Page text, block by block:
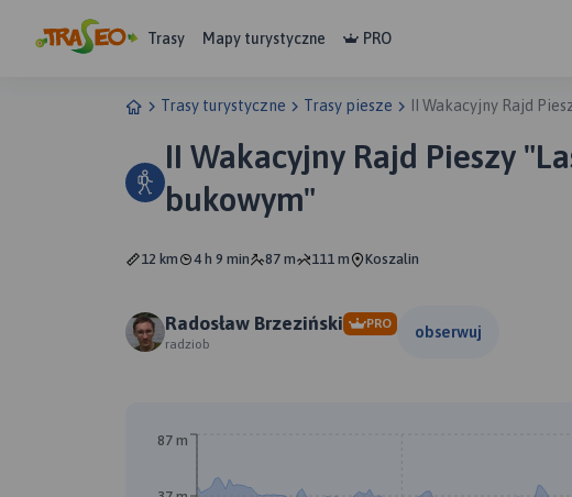
Trasy Mapy turystyczne PRO
Trasy turystyczne Trasy piesze II Wakacyjny Rajd
II Wakacyjny Rajd Pieszy
bukowym"
12 km 4 h 9 min 87 m 111 m Koszalin
Radosław Brzeziński
PRO
radziob
obserwuj
87 m